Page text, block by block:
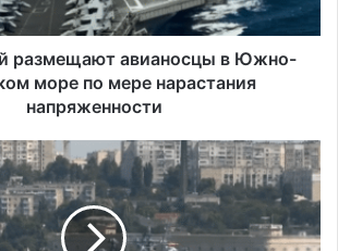
размещают авианосцы в Южно-
море по мере нарастания
напряженности